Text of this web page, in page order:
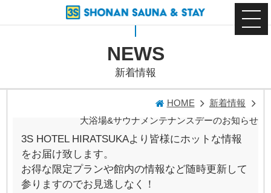
NEWS
新着情報
HOME
新着情報
大浴場&サウナメンテナンスデーのお知らせ
3S HOTEL HIRATSUKAより皆様にホットな情報
をお届け致します。
お得な限定プランや館内の情報など随時更新して
参りますのでお見逃しなく！